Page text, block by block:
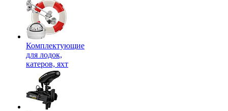
Комплектующие
для лодок,
катеров, яхт